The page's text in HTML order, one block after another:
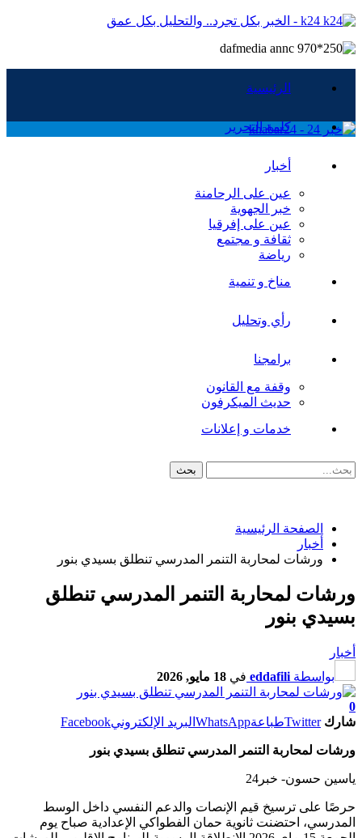
k24 - الخبر بكل تجرد.. والتحليل بكل عمق
الرئيسية
كلمة التحرير
أخبار
عين على الرحامنة
خبر الجهوية
عين على إفرقيا
ثقافة و مجتمع
رياضة
مناخ و تنمية
رأي وتحليل
برامجنا
وقفة مع القانون
حديث الميكرفون
خدمات و إعلانات
الصفحة الرئيسية
أخبار
ورشات لمحاربة التنمر المدرسي تنطلق بسيدي بنور
ورشات لمحاربة التنمر المدرسي تنطلق
بسيدي بنور
أخبار
بواسطة eddafili في 18 مايو, 2026
0
شارك TwitterطباعةWhatsApp البريد الإلكترونيFacebook
ورشات لمحاربة التنمر المدرسي تنطلق بسيدي بنور
ياسين حسون- خبر24
حرصًا على ترسيخ قيم الإنصات والدعم النفسي داخل الوسط
المدرسي، احتضنت ثانوية حمان الفطواكي الإعدادية صباح يوم